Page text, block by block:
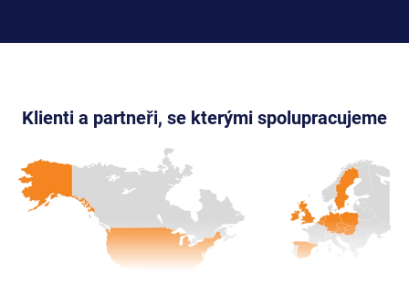
Klienti a partneři, se kterými spolupracujeme